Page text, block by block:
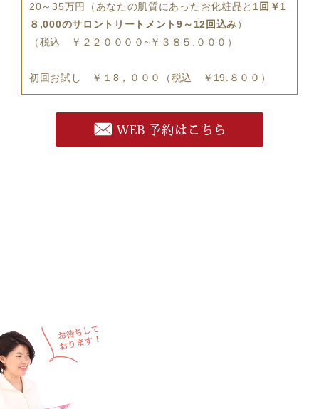
20～35万円（あなたの肌質にあったお化粧品と 1回￥1
８,000のサロントリートメント9～12回込み）
（税込 ￥２２００００~￥３８５.０００）
初回お試し ￥１8，０００（税込 ￥19.８００）